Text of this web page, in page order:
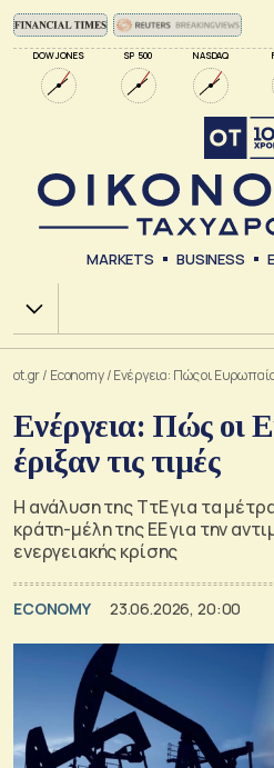
DOW JONES SP 500 NASDAQ
MARKETS BUSINESS
Χ.Α.
ot.gr/ Economy/Ενέργεια: Πώς οι
Ενέργεια: Πώς οι
έριξαν τις τιμές
Η ανάλυση της ΤτΕ για τα
κράτη-μέλη της ΕΕ για την
ενεργειακής κρίσης
ECONOMY 23.06.2026, 20:00